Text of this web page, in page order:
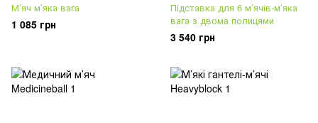
М’яч м’яка вага
1 085 грн
Підставка для 6 м’ячів-м’яка
вага з двома полицями
3 540 грн